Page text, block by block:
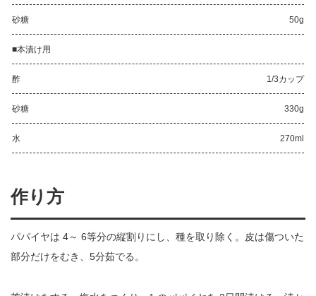
砂糖 50g
■本漬け用
酢 1/3カップ
砂糖 330g
水 270ml
作り方
パパイヤは 4～ 6等分の縦割りにし、種を取り除く。皮は傷ついた
部分だけをむき、5分茹でる。